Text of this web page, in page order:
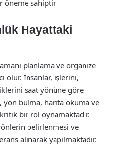
öneme sahiptir.
Hayattaki
planlama ve organize
olur. İnsanlar, işlerini,
saat yönüne göre
yön bulma, harita okuma ve
bir rol oynamaktadır.
belirlenmesi ve
alınarak yapılmaktadır.